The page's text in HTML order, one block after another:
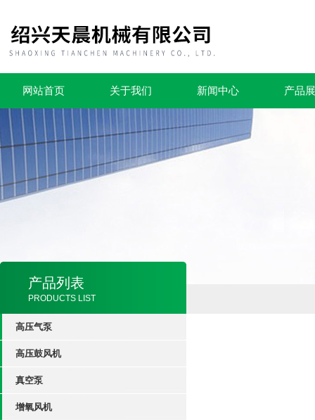
网站首页 关于我们 新闻中心 产品
产品列表
PRODUCTS LIST
高压气泵
高压鼓风机
真空泵
增氧风机